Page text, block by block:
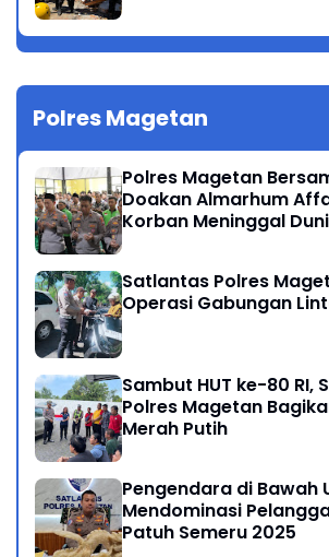
Polres Magetan
Polres Magetan
Doakan Almarhum
Korban Meninggal
Satlantas Polres
Operasi Gabungan
Sambut HUT ke-80 RI,
Polres Magetan
Merah Putih
Pengendara di Bawah
Mendominasi
Patuh Semeru 2025